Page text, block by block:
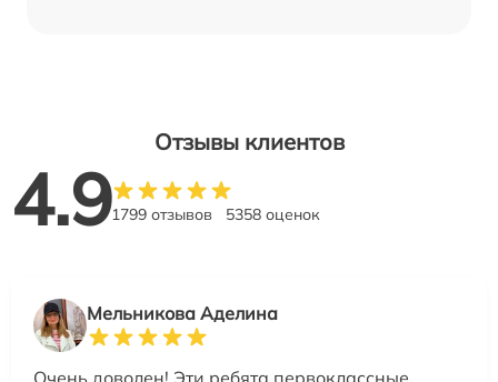
Отзывы клиентов
4.91799 отзывов 5358 оценок
Мельникова Аделина